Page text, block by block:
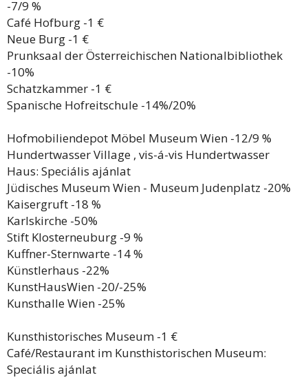
-7/9 %
Café Hofburg -1 €
Neue Burg -1 €
Prunksaal der Österreichischen Nationalbibliothek
-10%
Schatzkammer -1 €
Spanische Hofreitschule -14%/20%
Hofmobiliendepot Möbel Museum Wien -12/9 %
Hundertwasser Village , vis-á-vis Hundertwasser
Haus: Speciális ajánlat
Jüdisches Museum Wien - Museum Judenplatz -20%
Kaisergruft -18 %
Karlskirche -50%
Stift Klosterneuburg -9 %
Kuffner-Sternwarte -14 %
Künstlerhaus -22%
KunstHausWien -20/-25%
Kunsthalle Wien -25%
Kunsthistorisches Museum -1 €
Café/Restaurant im Kunsthistorischen Museum:
Speciális ajánlat